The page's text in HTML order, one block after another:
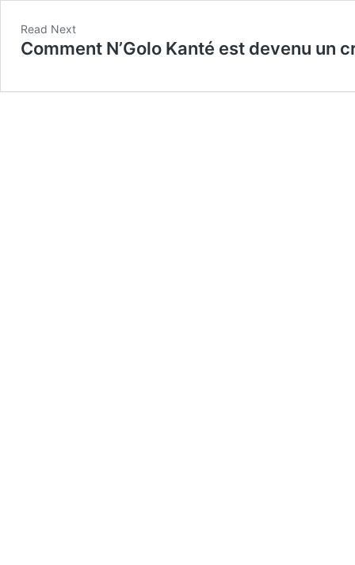
Read Next
Comment N’Golo Kanté est devenu un